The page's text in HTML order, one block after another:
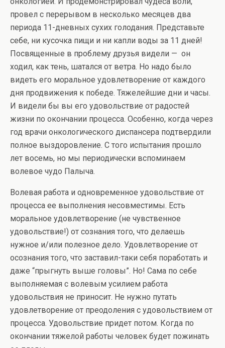
провел с перерывом в несколько месяцев два
периода 11-дневных сухих голодания. Представьте
себе, ни кусочка пищи и ни капли воды за 11 дней!
Посвященные в проблему друзья видели — он
ходил, как тень, шатался от ветра. Но надо было
видеть его моральное удовлетворение от каждого
дня продвижения к победе. Тяжелейшие дни и часы.
И видели бы вы его удовольствие от радостей
жизни по окончании процесса. Особенно, когда через
год врачи онкологического диспансера подтвердили
полное выздоровление. С того испытания прошло
лет восемь, но мы периодически вспоминаем
волевое чудо Палыча.
Волевая работа и одновременное удовольствие от
процесса ее выполнения несовместимы. Есть
моральное удовлетворение (не чувственное
удовольствие!) от сознания того, что делаешь
нужное и/или полезное дело. Удовлетворение от
осознания того, что заставил-таки себя поработать и
даже “прыгнуть выше головы”. Но! Сама по себе
выполняемая с волевым усилием работа
удовольствия не приносит. Не нужно путать
удовлетворение от преодоления с удовольствием от
процесса. Удовольствие придет потом. Когда по
окончании тяжелой работы человек будет пожинать